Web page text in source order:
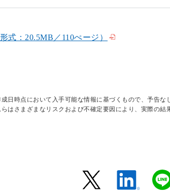
式：20.5MB／110ぺージ）
日時点において入手可能な情報に基づくもので、予告
はさまざまなリスクおよび不確定要因により、実際の